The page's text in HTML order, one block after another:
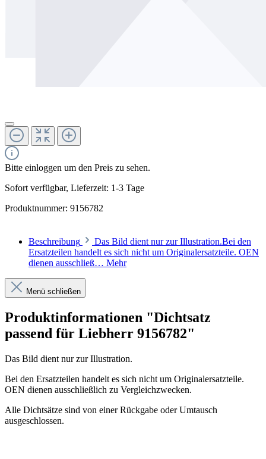
Bitte einloggen um den Preis zu sehen.
Sofort verfügbar, Lieferzeit: 1-3 Tage
Produktnummer: 9156782
Beschreibung
Das Bild dient nur zur Illustration.Bei den
Ersatzteilen handelt es sich nicht um Originalersatzteile. OEN
dienen ausschließ… Mehr
Menü schließen
Produktinformationen "Dichtsatz
passend für Liebherr 9156782"
Das Bild dient nur zur Illustration.
Bei den Ersatzteilen handelt es sich nicht um Originalersatzteile.
OEN dienen ausschließlich zu Vergleichzwecken.
Alle Dichtsätze sind von einer Rückgabe oder Umtausch
ausgeschlossen.